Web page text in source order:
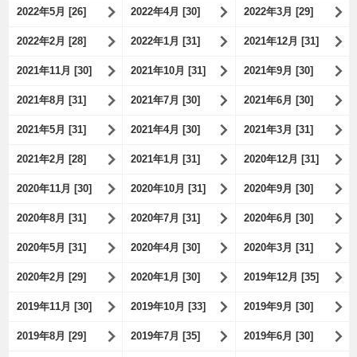
2022年5月 [26] 2022年4月 [30] 2022年3月 [29]
2022年2月 [28] 2022年1月 [31] 2021年12月 [31]
2021年11月 [30] 2021年10月 [31] 2021年9月 [30]
2021年8月 [31] 2021年7月 [30] 2021年6月 [30]
2021年5月 [31] 2021年4月 [30] 2021年3月 [31]
2021年2月 [28] 2021年1月 [31] 2020年12月 [31]
2020年11月 [30] 2020年10月 [31] 2020年9月 [30]
2020年8月 [31] 2020年7月 [31] 2020年6月 [30]
2020年5月 [31] 2020年4月 [30] 2020年3月 [31]
2020年2月 [29] 2020年1月 [30] 2019年12月 [35]
2019年11月 [30] 2019年10月 [33] 2019年9月 [30]
2019年8月 [29] 2019年7月 [35] 2019年6月 [30]